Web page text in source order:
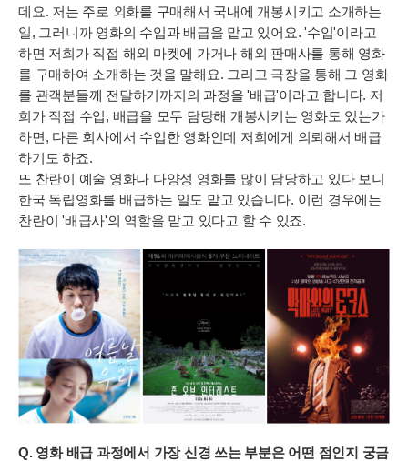
데요. 저는 주로 외화를 구매해서 국내에 개봉시키고 소개하는
일, 그러니까 영화의 수입과 배급을 맡고 있어요. '수입'이라고
하면 저희가 직접 해외 마켓에 가거나 해외 판매사를 통해 영화
를 구매하여 소개하는 것을 말해요. 그리고 극장을 통해 그 영화
를 관객분들께 전달하기까지의 과정을 '배급'이라고 합니다. 저
희가 직접 수입, 배급을 모두 담당해 개봉시키는 영화도 있는가
하면, 다른 회사에서 수입한 영화인데 저희에게 의뢰해서 배급
하기도 하죠.
또 찬란이 예술 영화나 다양성 영화를 많이 담당하고 있다 보니
한국 독립영화를 배급하는 일도 맡고 있습니다. 이런 경우에는
찬란이 '배급사'의 역할을 맡고 있다고 할 수 있죠.
Q. 영화 배급 과정에서 가장 신경 쓰는 부분은 어떤 점인지 궁금